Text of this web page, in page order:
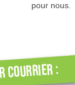
pour nous.
courrier :